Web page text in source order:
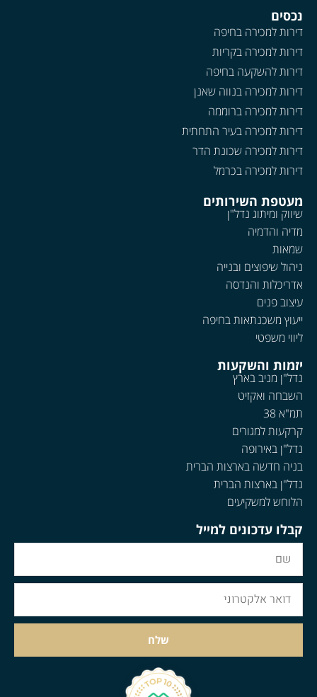
נכסים
דירות למכירה בחיפה
דירות למכירה בקריות
דירות להשקעה בחיפה
דירות למכירה בנווה שאנן
דירות למכירה ברוממה
דירות למכירה בעיר התחתית
דירות למכירה שכונת הדר
דירות למכירה בכרמל
מעטפת השירותים
שיווק ומיתוג נדל"ן
מדיה והדמיה
שמאות
ניהול שיפוצים ובנייה
אדריכלות והנדסה
עיצוב פנים
ייעוץ משכנתאות בחיפה
ליווי משפטי
יזמות והשקעות
נדל"ן מניב בארץ
השבחה ואקזיט
תמ"א 38
קרקעות למגורים
נדל"ן באירופה
בניה חדשה בארצות הברית
נדל"ן בארצות הברית
הלוחש למשקיעים
קבלו עדכונים למייל
שלח